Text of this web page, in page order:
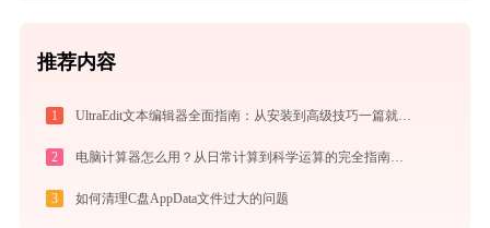
推荐内容
1 UltraEdit文本编辑器全面指南：从安装到高级技巧一篇就够（附快捷键大全）
2 电脑计算器怎么用？从日常计算到科学运算的完全指南（附隐藏功能）
3 如何清理C盘AppData文件过大的问题